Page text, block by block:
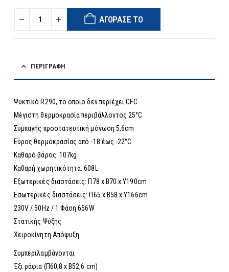
ΑΓΌΡΑΣΈ ΤΟ
ΠΕΡΙΓΡΑΦΉ
Ψυκτικό R290, το οποίο δεν περιέχει CFC
Μέγιστη θερμοκρασία περιβάλλοντος 25°C
Συμπαγής προστατευτική μόνωση 5,6cm
Εύρος θερμοκρασίας από -18 έως -22°C
Καθαρό βάρος: 107kg
Καθαρή χωρητικότητα: 608L
Εξωτερικές διαστάσεις: Π78 x Β70 x Υ190cm
Εσωτερικές διαστάσεις: Π65 x Β58 x Υ166cm
230V / 50Hz / 1 Φάση 656W
Στατικής Ψύξης
Χειροκίνητη Απόψυξη
Συμπεριλαμβάνονται
Έξι ράφια (Π60,8 x Β52,6 cm)